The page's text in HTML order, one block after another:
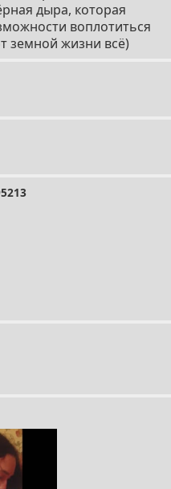
дыра, которая
воплотиться
земной жизни всё)